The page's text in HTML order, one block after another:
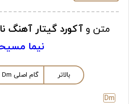
متن و آکورد گیتار آهنگ
نیما
بالاتر گام اصلی Dm
Dm